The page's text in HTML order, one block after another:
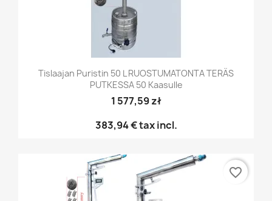
Tislaajan Puristin 50 L RUOSTUMATONTA TERÄS
PUTKESSA 50 Kaasulle
1 577,59 zł
383,94 €tax incl.
favorite_border